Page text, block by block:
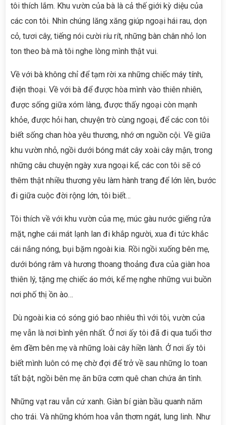
tôi thích lắm. Khu vườn của bà là cả thế giới kỳ diệu của
các con tôi. Nhìn chúng lăng xăng giúp ngoại hái rau, dọn
cỏ, tươi cây, tiếng nói cười ríu rít, những bàn chân nhỏ lon
ton theo bà mà tôi nghe lòng mình thật vui.
Về với bà không chỉ để tạm rời xa những chiếc máy tính,
điện thoại. Về với bà để được hòa mình vào thiên nhiên,
được sống giữa xóm làng, được thấy ngoại còn mạnh
khỏe, được hỏi han, chuyện trò cùng ngoại, để các con tôi
biết sống chan hòa yêu thương, nhớ ơn nguồn cội. Về giữa
khu vườn nhỏ, ngồi dưới bóng mát cây xoài cây mận, trong
những câu chuyện ngày xưa ngoại kể, các con tôi sẽ có
thêm thật nhiều thương yêu làm hành trang để lớn lên, bước
đi giữa cuộc đời rộng lớn, tôi biết…
Tôi thích về với khu vườn của mẹ, múc gàu nước giếng rửa
mặt, nghe cái mát lạnh lan đi khắp người, xua đi tức khắc
cái nắng nóng, bụi bặm ngoài kia. Rồi ngồi xuống bên mẹ,
dưới bóng râm và hương thoang thoảng đưa của giàn hoa
thiên lý, tặng mẹ chiếc áo mới, kể mẹ nghe những vui buồn
nơi phố thị ồn ào…
Dù ngoài kia có sóng gió bao nhiêu thì với tôi, vườn của
mẹ vẫn là nơi bình yên nhất. Ở nơi ấy tôi đã đi qua tuổi thơ
êm đềm bên mẹ và những loài cây hiền lành. Ở nơi ấy tôi
biết mình luôn có mẹ chờ đợi để trở về sau những lo toan
tất bật, ngồi bên mẹ ăn bữa cơm quê chan chứa ân tình.
Những vạt rau vẫn cứ xanh. Giàn bí giàn bầu quanh năm
cho trái. Và những khóm hoa vẫn thơm ngát, lung linh. Như